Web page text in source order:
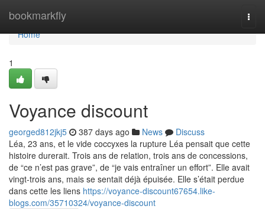
bookmarkfly
Home
Home
1
Voyance discount
georged812jkj5 387 days ago News
Discuss
Léa, 23 ans, et le vide coccyxes la rupture Léa pensait que cette
histoire durerait. Trois ans de relation, trois ans de concessions,
de “ce n’est pas grave”, de “je vais entraîner un effort”. Elle avait
vingt-trois ans, mais se sentait déjà épuisée. Elle s’était perdue
dans cette les liens https://voyance-discount67654.like-
blogs.com/35710324/voyance-discount